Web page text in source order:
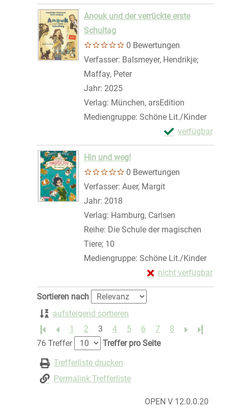
Zum Download von
Anouk und der verrückte erste
Schultag
0 Bewertungen
Verfasser: Balsmeyer, Hendrikje;
Maffay, PeterSuche nach diesem
Jahr: 2025
Verlag: München, arsEdition
Mediengruppe: Schöne Lit./Kinder
verfügbar
Exemplar-
Zum Download
Hin und weg!
0 Bewertungen
Verfasser: Auer, Margit
Jahr: 2018
Verlag: Hamburg, Carlsen
Reihe: Die Schule der magischen
Tiere; 10
Mediengruppe: Schöne Lit./Kinder
nicht verfügbar
Exemplar-Details
Zum Download von
Zu den Suchfiltern springen
Sortieren nach
aufsteigend sortieren
1
2 3 4 5 6 7 8
Letzte
76 Treffer
Treffer pro Seite
Trefferliste drucken
Permalink Trefferliste
OPEN V 12.0.0.20